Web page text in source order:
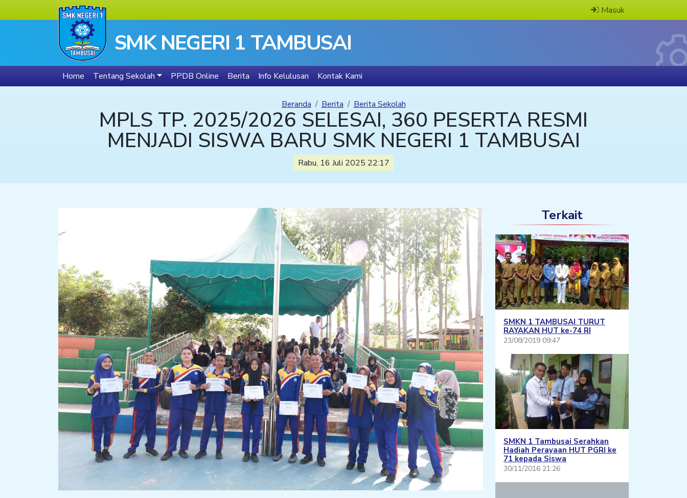
Masuk
SMK NEGERI 1 TAMBUSAI
Home Tentang Sekolah PPDB Online Berita Info Kelulusan Kontak Kami
Beranda Berita Berita Sekolah
MPLS TP. 2025/2026 SELESAI, 360 PESERTA RESMI
MENJADI SISWA BARU SMK NEGERI 1 TAMBUSAI
Rabu, 16 Juli 2025 22:17
Terkait
SMKN 1 TAMBUSAI TURUT
RAYAKAN HUT ke-74 RI
23/08/2019 09:47
SMKN 1 Tambusai Serahkan
Hadiah Perayaan HUT PGRI ke
71 kepada Siswa
30/11/2016 21:26